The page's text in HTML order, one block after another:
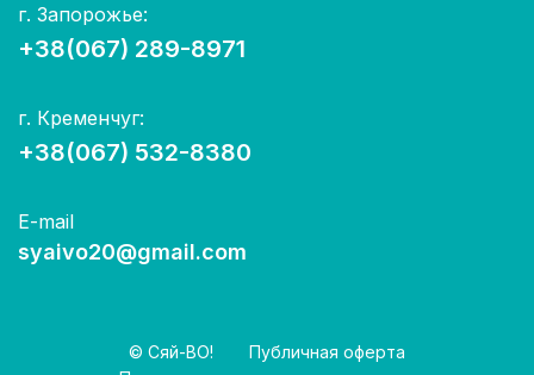
г. Запорожье:
+38(067) 289-8971
г. Кременчуг:
+38(067) 532-8380
E-mail
syaivo20@gmail.com
© Сяй-ВО!
Публичная оферта